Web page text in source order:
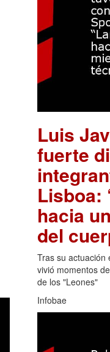
Luis
fuerte
Lisboa:
hacia
del
Tras su actuación
vivió momentos
de los "Leones"
Infobae